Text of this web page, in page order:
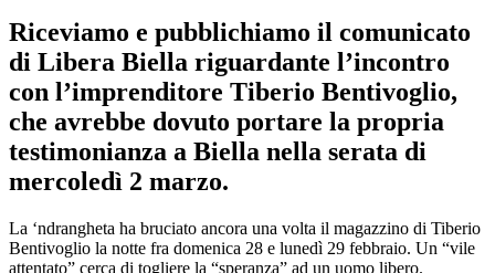
Riceviamo e pubblichiamo il comunicato
di Libera Biella riguardante l’incontro
con l’imprenditore Tiberio Bentivoglio,
che avrebbe dovuto portare la propria
testimonianza a Biella nella serata di
mercoledì 2 marzo.
La ‘ndrangheta ha bruciato ancora una volta il magazzino di Tiberio
Bentivoglio la notte fra domenica 28 e lunedì 29 febbraio. Un “vile
attentato” cerca di togliere la “speranza” ad un uomo libero.